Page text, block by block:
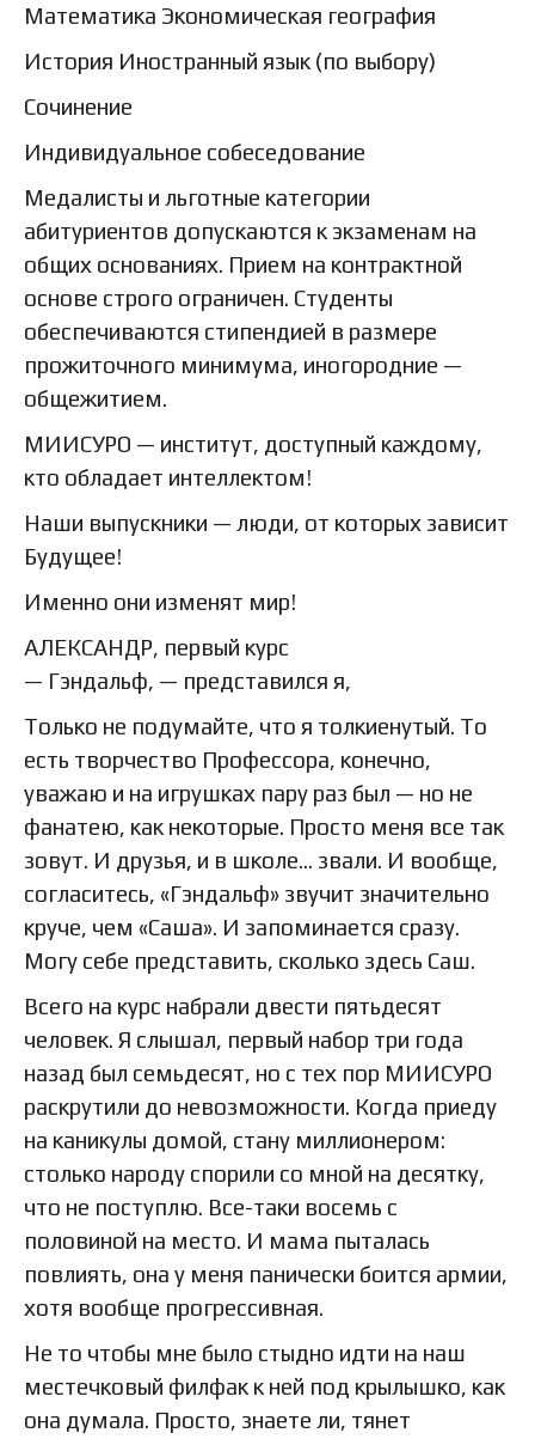
Математика Экономическая география
История Иностранный язык (по выбору)
Сочинение
Индивидуальное собеседование
Медалисты и льготные категории
абитуриентов допускаются к экзаменам на
общих основаниях. Прием на контрактной
основе строго ограничен. Студенты
обеспечиваются стипендией в размере
прожиточного минимума, иногородние —
общежитием.
МИИСУРО — институт, доступный каждому,
кто обладает интеллектом!
Наши выпускники — люди, от которых зависит
Будущее!
Именно они изменят мир!
АЛЕКСАНДР, первый курс
— Гэндальф, — представился я,
Только не подумайте, что я толкиенутый. То
есть творчество Профессора, конечно,
уважаю и на игрушках пару раз был — но не
фанатею, как некоторые. Просто меня все так
зовут. И друзья, и в школе… звали. И вообще,
согласитесь, «Гэндальф» звучит значительно
круче, чем «Саша». И запоминается сразу.
Могу себе представить, сколько здесь Саш.
Всего на курс набрали двести пятьдесят
человек. Я слышал, первый набор три года
назад был семьдесят, но с тех пор МИИСУРО
раскрутили до невозможности. Когда приеду
на каникулы домой, стану миллионером:
столько народу спорили со мной на десятку,
что не поступлю. Все-таки восемь с
половиной на место. И мама пыталась
повлиять, она у меня панически боится армии,
хотя вообще прогрессивная.
Не то чтобы мне было стыдно идти на наш
местечковый филфак к ней под крылышко, как
она думала. Просто, знаете ли, тянет